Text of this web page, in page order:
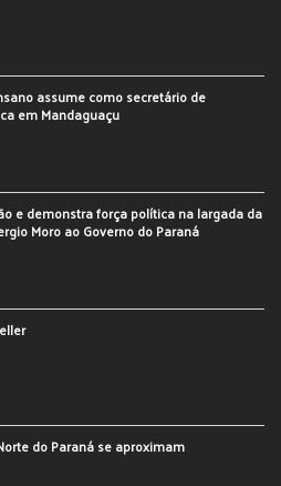
assume como secretário de
em Mandaguaçu
e demonstra força política na largada da
Moro ao Governo do Paraná
do Paraná se aproximam